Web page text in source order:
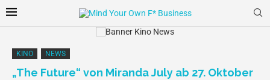
KINO NEWS
„The Future“ von Miranda July ab 27. Oktober